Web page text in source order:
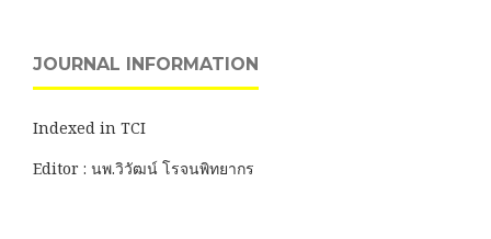
JOURNAL INFORMATION
Indexed in TCI
Editor : นพ.วิวัฒน์ โรจนพิทยากร